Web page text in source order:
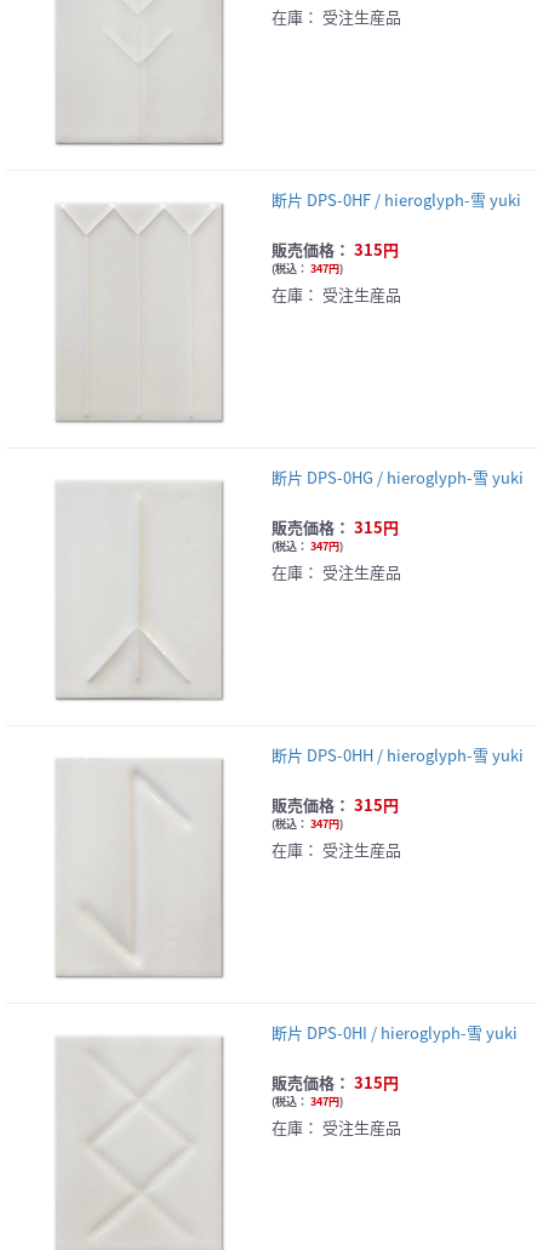
在庫： 受注生産品
断片 DPS-0HF / hieroglyph-雪 yuki
販売価格： 315円
(税込： 347円)
在庫： 受注生産品
断片 DPS-0HG / hieroglyph-雪 yuki
販売価格： 315円
(税込： 347円)
在庫： 受注生産品
断片 DPS-0HH / hieroglyph-雪 yuki
販売価格： 315円
(税込： 347円)
在庫： 受注生産品
断片 DPS-0HI / hieroglyph-雪 yuki
販売価格： 315円
(税込： 347円)
在庫： 受注生産品